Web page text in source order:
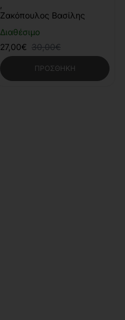
Διαθέσιμο
Ζακόπουλος Βασίλης
27,00€ 30,00€
ΠΡΟΣΘΉΚΗ